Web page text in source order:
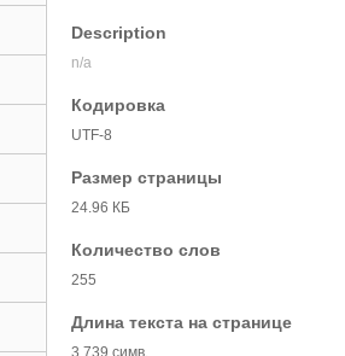
Description
n/a
Кодировка
UTF-8
Размер страницы
24.96 КБ
Количество слов
255
Длина текста на странице
3 739 симв.